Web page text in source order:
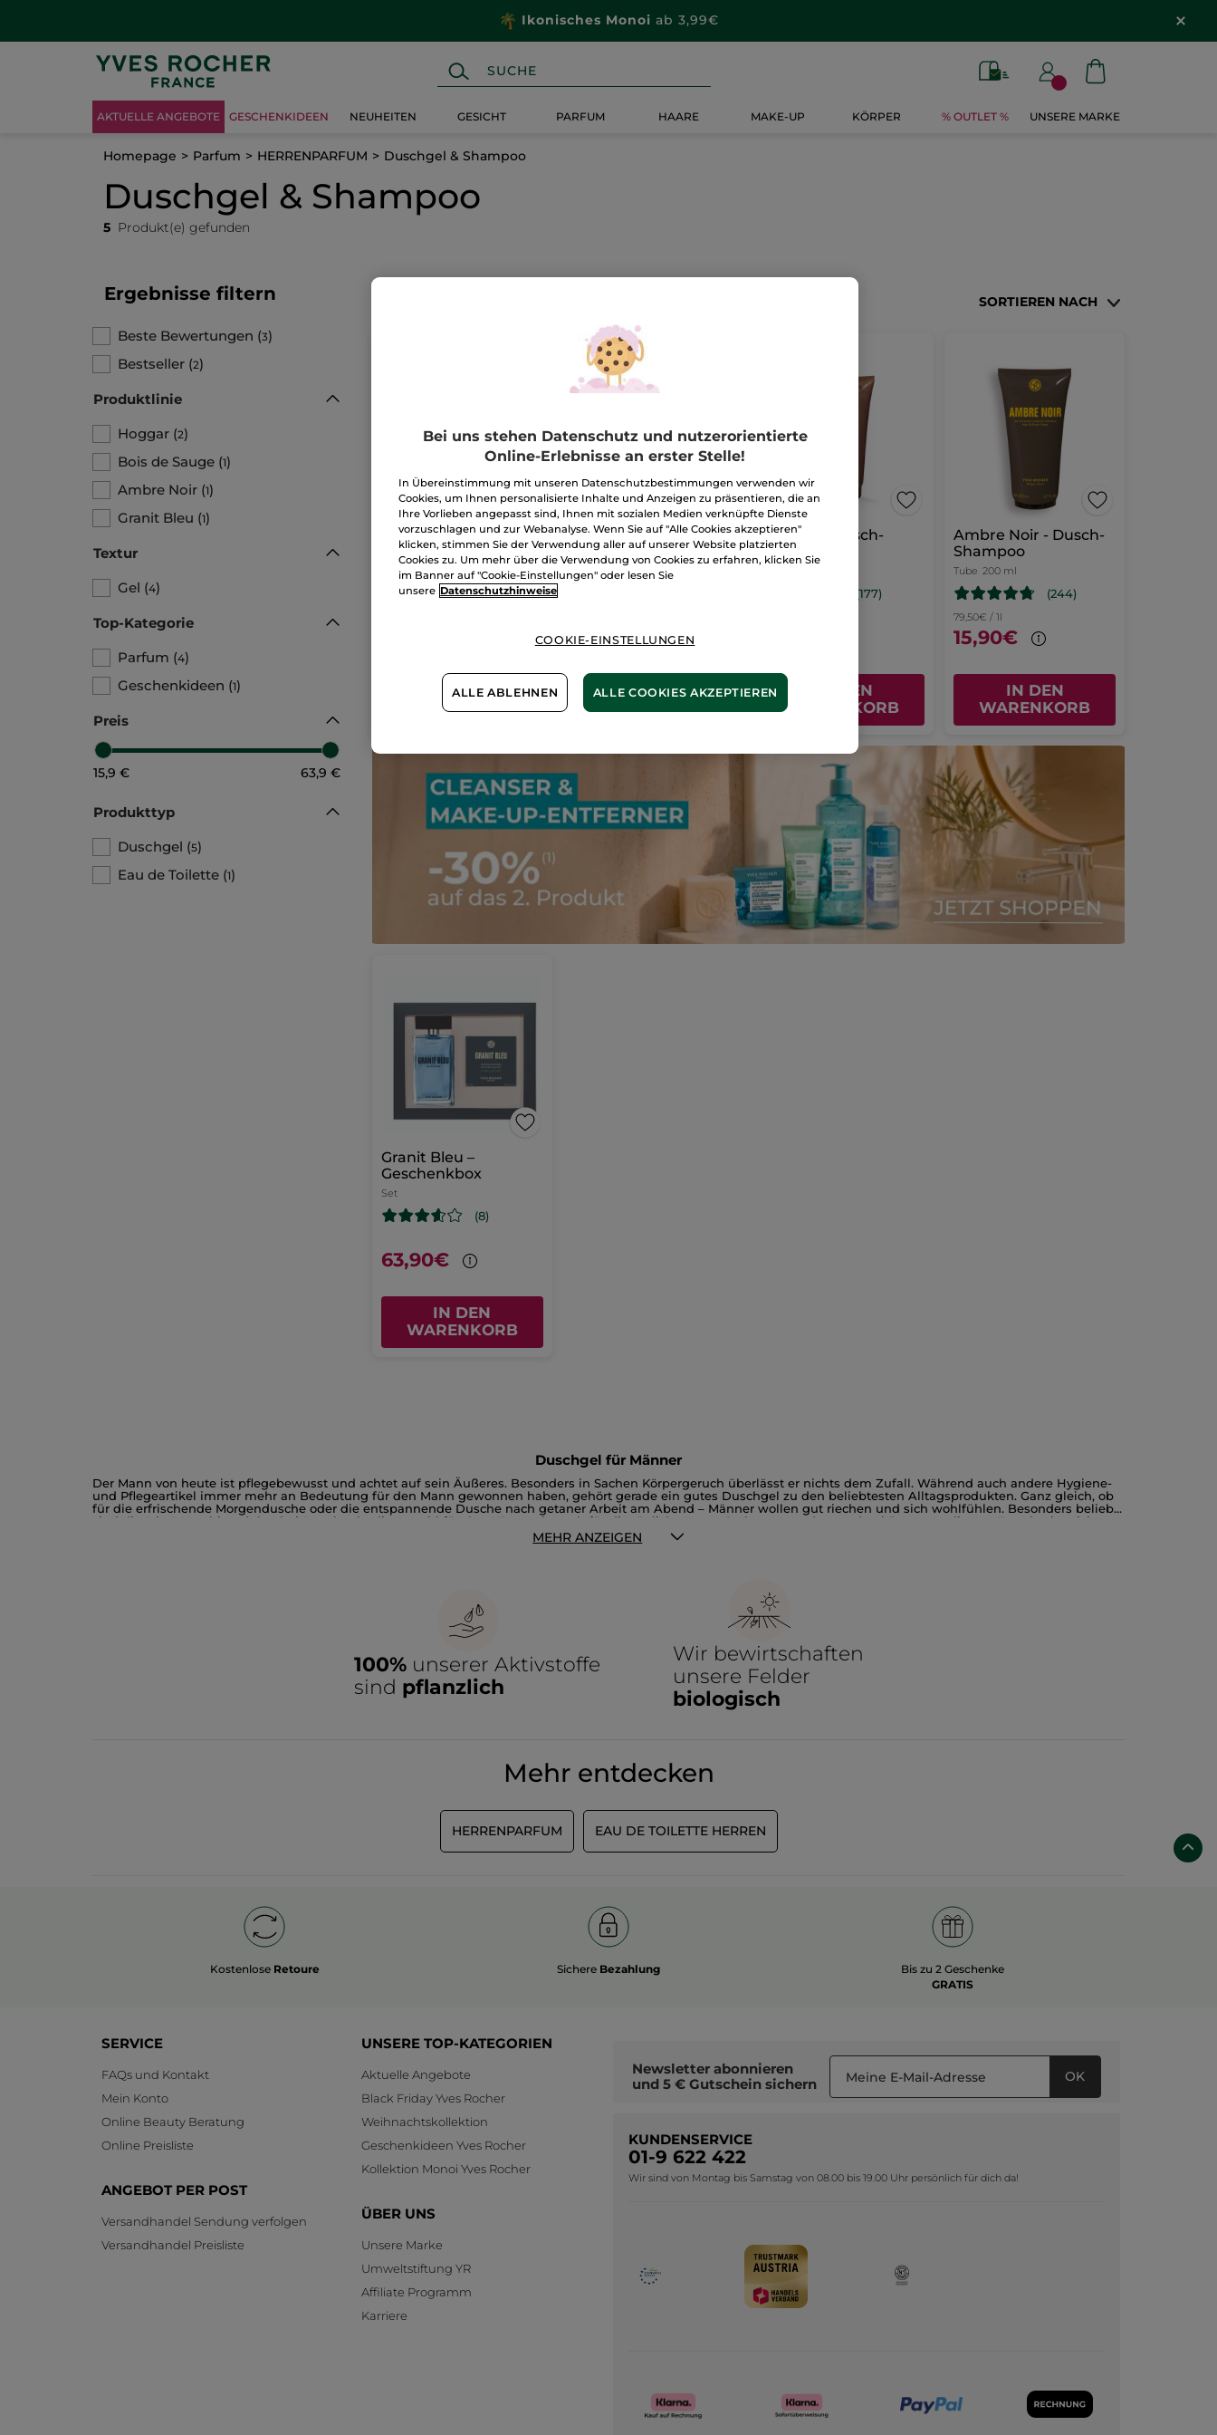
Ikonisches Monoi ab 3,99€
AKTUELLE ANGEBOTE GESCHENKIDEEN NEUHEITEN GESICHT PARFUM HAARE MAKE-UP KÖRPER % OUTLET % UNSERE MARKE
Homepage Parfum HERRENPARFUM Duschgel & Shampoo
Duschgel & Shampoo
5 Produkt(e) gefunden
Ergebnisse filtern
Beste Bewertungen (3)
Bestseller (2)
Produktlinie
Hoggar (2)
Bois de Sauge (1)
Ambre Noir (1)
Granit Bleu (1)
Textur
Gel (4)
Top-Kategorie
Parfum (4)
Geschenkideen (1)
Preis
15,9 € 63,9 €
Produkttyp
Duschgel (5)
Eau de Toilette (1)
SORTIEREN NACH
1+1 Dusch-Shampoo
Hoggar 200 ml
2 x Tuben = 1 Stück
IN DEN
WARENKORB
BESTSELLER
Bois de Sauge -
Dusch-Shampoo
Tube 200 ml
15,90€
IN DEN
WARENKORB
Hoggar - Dusch-
Shampoo
(177)
IN DEN
WARENKORB
Ambre Noir - Dusch-
Shampoo
Tube 200 ml
(244)
79,50€ / 1l
15,90€
IN DEN
WARENKORB
Granit Bleu –
Geschenkbox
Set
(8)
63,90€
IN DEN
WARENKORB
Duschgel für Männer
Der Mann von heute ist pflegebewusst und achtet auf sein Äußeres. Besonders in Sachen Körpergeruch überlässt er nichts dem Zufall. Während auch andere Hygiene-
und Pflegeartikel immer mehr an Bedeutung für den Mann gewonnen haben, gehört gerade ein gutes Duschgel zu den beliebtesten Alltagsprodukten. Ganz gleich, ob
für die erfrischende Morgendusche oder die entspannende Dusche nach getaner Arbeit am Abend – Männer wollen gut riechen und sich wohlfühlen. Besonders beliebt
sind die 2-in-1-Kombiprodukte bei Duschgels, die sowohl für den Körper als auch für die tägliche Haarwäsche verwendet werden können. In diesem Trend zeigt sich
einmal mehr die praktische Veranlagung des Mannes. Bei Yves Rocher bieten wir Ihnen dynamisch kraftvolle Düfte, die bspw. mit einer männlich holzigen Note daher
kommen. Die speziellen Aromen für ihn strahlen Stärke aus und vermitteln ein verlässliches Selbstbewusstsein. Nach einer erfrischenden Dusche mit einem
Richtige bereit. Ob Sie sich einen Hauch von Eleganz für Haut und Haar wünschen, das Aroma erfrischender Limette am Morgen oder einen anderen exklusiven Duft von
Yves Rocher bevorzugen, hier bekommen Sie ausgesuchte Qualitätsprodukte der Pflanzen-Kosmetik. Lassen Sie sich überzeugen von den eleganten Duftnoten
natürlicher Eau de Toilettes á la Comme une Évidence Homme Green, Ambre Noir oder auch Yves Rocher Homme. Herrliche Düfte pH-neutraler Duschgels verleihen dem
Mann das besondere Etwas. Pflanzliche Naturprodukte wie feuchtigkeitsspendender Bio-Aloe Vera vermitteln ihm ein gesundes und belebendes Duschvergnügen.
Kühle Minze verleiht den morgendlichen Frischekick, der anregende Duft vom Geißblatt beschwingt das Gemüt und das vitalisierende Aroma der Zitrone, verfeinert mit
einer Note Moschus, belebt die Sinne. Pflegen Sie beim Duschen bewusst Körper und Seele mit den pflanzlichen Hygiene- und Pflegeprodukten von Yves Rocher.
MEHR ANZEIGEN
100%unserer Aktivstoffe
sind pflanzlich
Wir bewirtschaften
unsere Felder
biologisch
Mehr entdecken
HERRENPARFUM EAU DE TOILETTE HERREN
Kostenlose Retoure Sichere Bezahlung
Bis zu 2 Geschenke
GRATIS
SERVICE
FAQs und Kontakt
Mein Konto
Online Beauty Beratung
Online Preisliste
ANGEBOT PER POST
Versandhandel Sendung verfolgen
Versandhandel Preisliste
UNSERE TOP-KATEGORIEN
Aktuelle Angebote
Black Friday Yves Rocher
Weihnachtskollektion
Geschenkideen Yves Rocher
Kollektion Monoi Yves Rocher
ÜBER UNS
Unsere Marke
Umweltstiftung YR
Affiliate Programm
Karriere
Newsletter abonnieren
und 5 € Gutschein sichern OK
KUNDENSERVICE
01-9 622 422
Wir sind von Montag bis Samstag von 08.00 bis 19.00 Uhr persönlich für dich da!
Bei uns stehen Datenschutz und nutzerorientierte
Online-Erlebnisse an erster Stelle!
In Übereinstimmung mit unseren Datenschutzbestimmungen verwenden wir
Cookies, um Ihnen personalisierte Inhalte und Anzeigen zu präsentieren, die an
Ihre Vorlieben angepasst sind, Ihnen mit sozialen Medien verknüpfte Dienste
vorzuschlagen und zur Webanalyse. Wenn Sie auf "Alle Cookies akzeptieren"
klicken, stimmen Sie der Verwendung aller auf unserer Website platzierten
Cookies zu. Um mehr über die Verwendung von Cookies zu erfahren, klicken Sie
im Banner auf "Cookie-Einstellungen" oder lesen Sie
unsere Datenschutzhinweise
COOKIE-EINSTELLUNGEN
ALLE ABLEHNEN ALLE COOKIES AKZEPTIEREN